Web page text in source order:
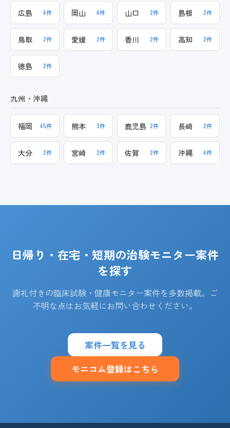
広島 6件 岡山 4件 山口 2件 島根 2件
鳥取 2件 愛媛 2件 香川 2件 高知 2件
徳島 2件
九州・沖縄
福岡 45件 熊本 3件 鹿児島 2件 長崎 2件
大分 2件 宮崎 2件 佐賀 2件 沖縄 4件
日帰り・在宅・短期の治験モニター案件
を探す
謝礼付きの臨床試験・健康モニター案件を多数掲載。ご
不明な点はお気軽にお問い合わせください。
案件一覧を見る
モニコム登録はこちら